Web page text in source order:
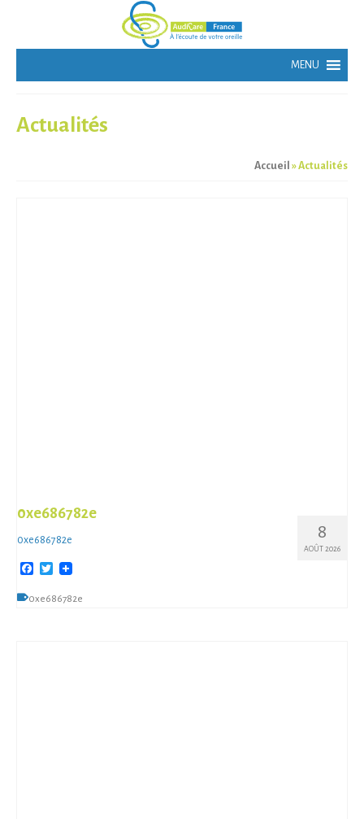
Actualités
Accueil »Actualités
8
AOÛT 2026
0xe686782e
0xe686782e
Facebook
Twitter
0xe686782e